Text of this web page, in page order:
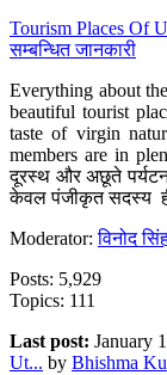
Tourism Places Of
सम्बन्धित जानकारी
Everything about
beautiful tourist
taste of virgin
members are in
दूरस्थ और अछूते
केवल पंजीकृत सदस्य
Moderator:विनोद
Posts: 5,929
Topics: 111
Last post: January
Ut... by Bhishma